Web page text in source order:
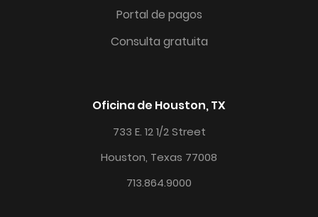
Portal de pagos
Consulta gratuita
Oficina de Houston, TX
733 E. 12 1/2 Street
Houston, Texas 77008
713.864.9000